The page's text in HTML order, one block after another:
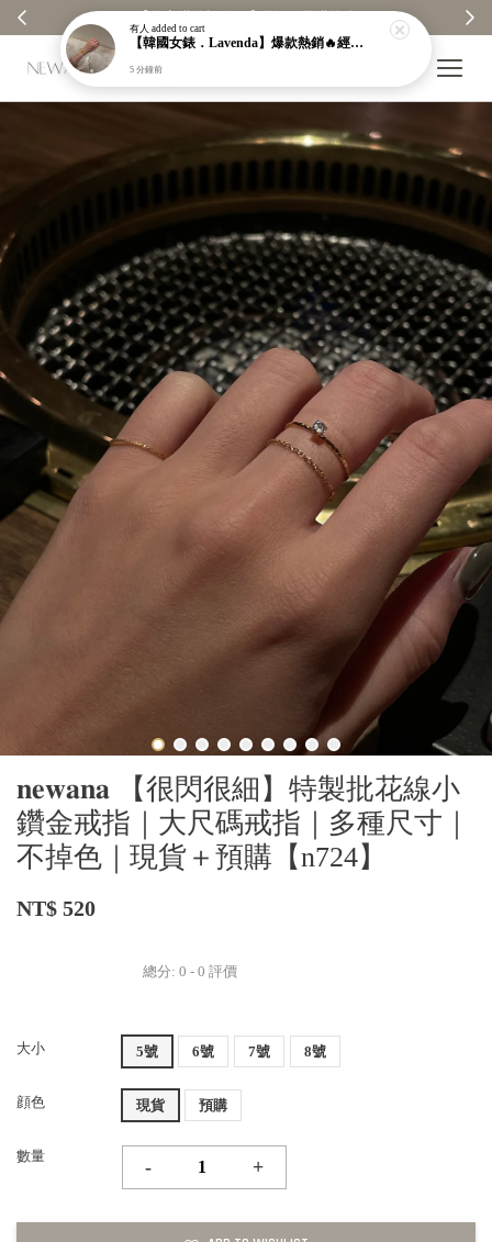
𝐧𝐞𝐰𝐚𝐧𝐚 【很閃很細】特製批花線小
鑽金戒指｜大尺碼戒指｜多種尺寸｜
不掉色｜現貨＋預購【n724】
NT$ 520
總分: 0 - 0 評價
大小 5號 6號 7號 8號
顔色 現貨 預購
數量
- +
有人 added to cart
【韓國女錶．Lavenda】爆款熱銷🔥經典之作老錢風編織紋理奢華金錶【nk64】
5 分鐘前